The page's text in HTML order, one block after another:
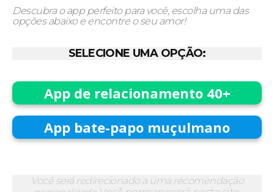
Descubra o app perfeito para você, escolha uma das
opções abaixo e encontre o seu amor!
SELECIONE UMA OPÇÃO:
App de relacionamento 40+
App bate-papo muçulmano
Você será redirecionado a uma recomendação